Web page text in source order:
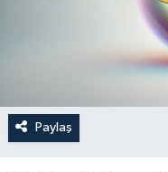
Paylaş
Yaşam